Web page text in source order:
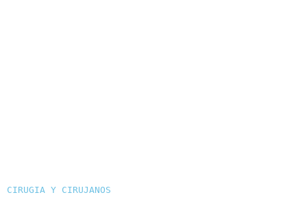
CIRUGIA Y CIRUJANOS